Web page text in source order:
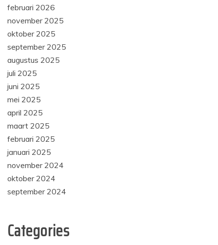
februari 2026
november 2025
oktober 2025
september 2025
augustus 2025
juli 2025
juni 2025
mei 2025
april 2025
maart 2025
februari 2025
januari 2025
november 2024
oktober 2024
september 2024
Categories